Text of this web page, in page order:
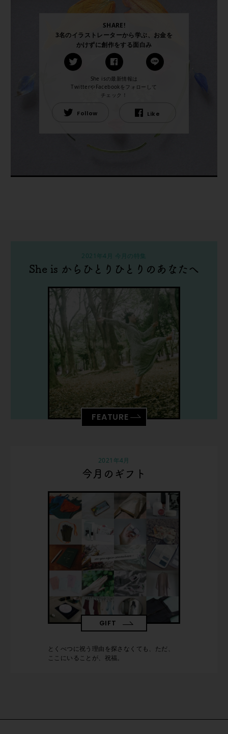
SHARE!
3名のイラストレーターから学ぶ、お金を
かけずに創作をする面白み
She isの最新情報は
TwitterやFacebookをフォローして
チェック！
Follow Like
2021年4月 今月の特集
She is からひとりひとりのあなたへ
FEATURE
2021年4月
今月のギフト
GIFT
とくべつに祝う理由を探さなくても、ただ、
ここにいることが、祝福。